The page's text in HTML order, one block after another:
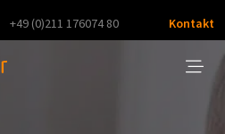
+49 (0)211 176074 80 Kontakt